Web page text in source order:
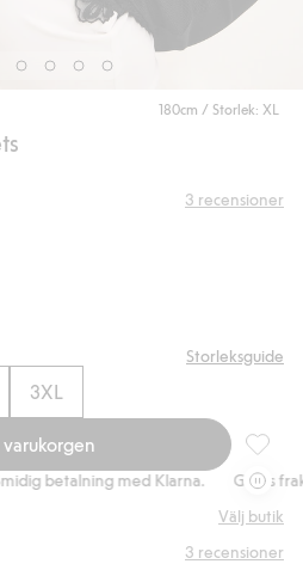
180cm / Storlek: XL
3 recensioner
Storleksguide
3XL
betalning med Klarna.
Gratis
Välj butik
3 recensioner